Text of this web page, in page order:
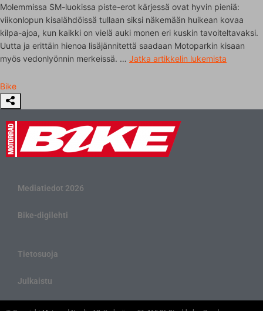
Molemmissa SM-luokissa piste-erot kärjessä ovat hyvin pieniä:
viikonlopun kisalähdöissä tullaan siksi näkemään huikean kovaa
kilpa-ajoa, kun kaikki on vielä auki monen eri kuskin tavoiteltavaksi.
Uutta ja erittäin hienoa lisäjännitettä saadaan Motoparkin kisaan
myös vedonlyönnin merkeissä. … Jatka artikkelin lukemista
Bike
Mediatiedot 2026
Bike-digilehti
Tietosuoja
Julkaistu